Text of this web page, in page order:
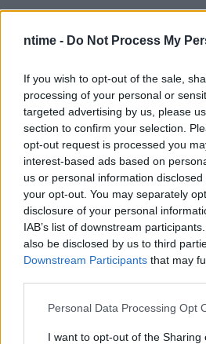
ntime - Do Not Process My
If you wish to opt-out of the sale,
processing of your personal or
targeted advertising by us, please
section to confirm your selection.
opt-out request is processed you
interest-based ads based on
us or personal information
your opt-out. You may separately
disclosure of your personal
IAB’s list of downstream
also be disclosed by us to third
Downstream Participants that may
Personal Data Processing Opt
I want to opt-out of the Sharing
22